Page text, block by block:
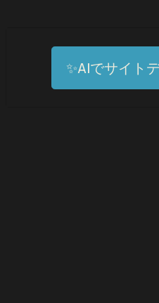
✨AIでサイト